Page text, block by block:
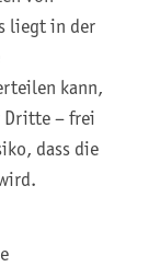
liegt in der
kann,
Dritte – frei
dass die